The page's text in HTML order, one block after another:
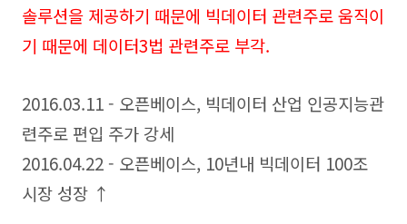
솔루션을 제공하기 때문에 빅데이터 관련주로 움직이
기 때문에 데이터3법 관련주로 부각.
2016.03.11 - 오픈베이스, 빅데이터 산업 인공지능관
련주로 편입 주가 강세
2016.04.22 - 오픈베이스, 10년내 빅데이터 100조
시장 성장 ↑